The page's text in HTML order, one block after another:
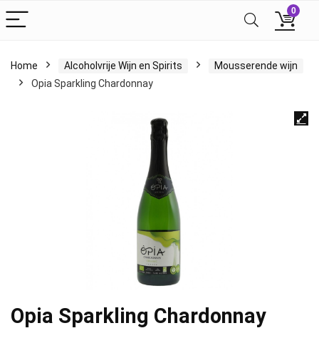
0
Home Alcoholvrije Wijn en Spirits
Mousserende wijn
Opia Sparkling Chardonnay
Opia Sparkling Chardonnay